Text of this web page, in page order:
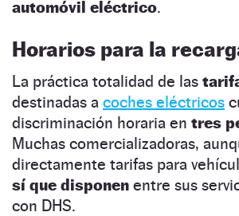
automóvil eléctrico.
Horarios para la
La práctica totalidad de las
destinadas a coches eléctricos
discriminación horaria en tres
Muchas comercializadoras,
directamente tarifas para
sí que disponen entre sus
con DHS.